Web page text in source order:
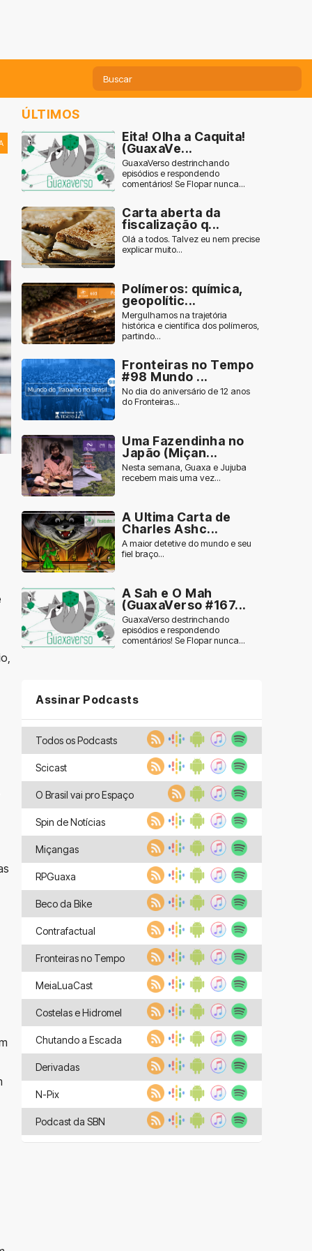
ÚLTIMOS
Eita! Olha a Caquita!
(GuaxaVe...
GuaxaVerso destrinchando
episódios e respondendo
comentários! Se Flopar nunca...
Carta aberta da
fiscalização q...
Olá a todos. Talvez eu nem precise
explicar muito...
Polímeros: química,
geopolític...
Mergulhamos na trajetória
histórica e científica dos polímeros,
partindo...
Fronteiras no Tempo
#98 Mundo ...
No dia do aniversário de 12 anos
do Fronteiras...
Uma Fazendinha no
Japão (Miçan...
Nesta semana, Guaxa e Jujuba
recebem mais uma vez...
A Ultima Carta de
Charles Ashc...
A maior detetive do mundo e seu
fiel braço...
A Sah e O Mah
(GuaxaVerso #167...
GuaxaVerso destrinchando
episódios e respondendo
comentários! Se Flopar nunca...
Assinar Podcasts
Todos os Podcasts
Scicast
O Brasil vai pro Espaço
Spin de Notícias
Miçangas
RPGuaxa
Beco da Bike
Contrafactual
Fronteiras no Tempo
MeiaLuaCast
Costelas e Hidromel
Chutando a Escada
Derivadas
N-Pix
Podcast da SBN